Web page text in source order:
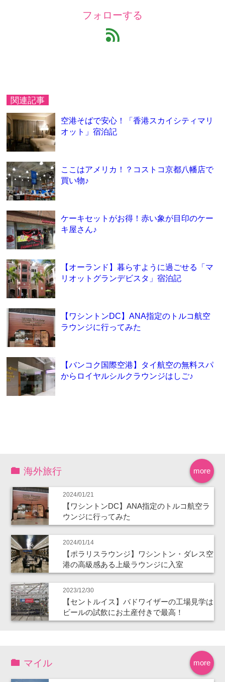
フォローする
feed
関連記事
空港そばで安心！「香港スカイシティマリ
オット」宿泊記
ここはアメリカ！？コストコ京都八幡店で
買い物♪
ケーキセットがお得！赤い象が目印のケー
キ屋さん♪
【オーランド】暮らすように過ごせる「マ
リオットグランデビスタ」宿泊記
【ワシントンDC】ANA指定のトルコ航空
ラウンジに行ってみた
【バンコク国際空港】タイ航空の無料スパ
からロイヤルシルクラウンジはしご♪
more
海外旅行
2024/01/21
【ワシントンDC】ANA指定のトルコ航空ラ
ウンジに行ってみた
2024/01/14
【ポラリスラウンジ】ワシントン・ダレス空
港の高級感ある上級ラウンジに入室
2023/12/30
【セントルイス】バドワイザーの工場見学は
ビールの試飲にお土産付きで最高！
more
マイル